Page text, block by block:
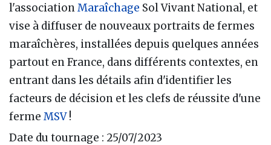
l'associationMaraîchage Sol Vivant National, et
vise à diffuser de nouveaux portraits de fermes
maraîchères, installées depuis quelques années
partout en France, dans différents contextes, en
entrant dans les détails afin d'identifier les
facteurs de décision et les clefs de réussite d'une
ferme MSV!
Date du tournage : 25/07/2023